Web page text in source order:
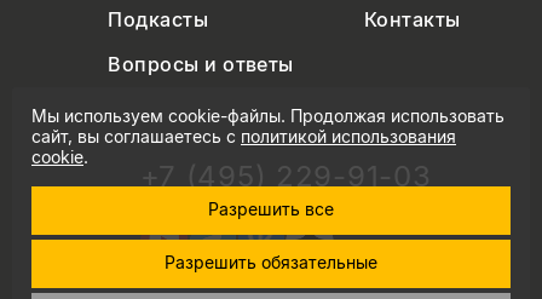
Подкасты
Контакты
Вопросы и ответы
+7 (495) 229-91-03
info@nlobooks.ru
Мы используем cookie-файлы. Продолжая использовать
сайт, вы соглашаетесь с политикой использования
cookie.
Разрешить все
Разрешить обязательные